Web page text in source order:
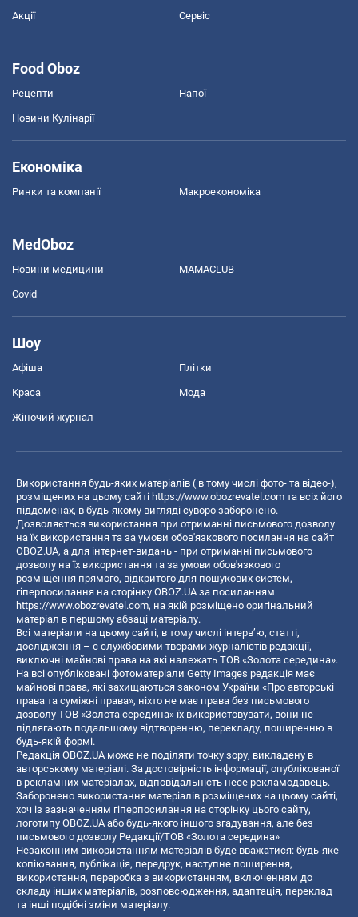
Акції Сервіс
Food Oboz
Рецепти Напої
Новини Кулінарії
Економіка
Ринки та компанії Макроекономіка
MedOboz
Новини медицини MAMACLUB
Covid
Шоу
Афіша Плітки
Краса Мода
Жіночий журнал
Використання будь-яких матеріалів ( в тому числі фото- та відео-),
розміщених на цьому сайті https://www.obozrevatel.com та всіх його
піддоменах, в будь-якому вигляді суворо заборонено.
Дозволяється використання при отриманні письмового дозволу
на їх використання та за умови обов'язкового посилання на сайт
OBOZ.UA, а для інтернет-видань - при отриманні письмового
дозволу на їх використання та за умови обов'язкового
розміщення прямого, відкритого для пошукових систем,
гіперпосилання на сторінку OBOZ.UA за посиланням
https://www.obozrevatel.com, на якій розміщено оригінальний
матеріал в першому абзаці матеріалу.
Всі матеріали на цьому сайті, в тому числі інтерв’ю, статті,
дослідження – є службовими творами журналістів редакції,
виключні майнові права на які належать ТОВ «Золота середина».
На всі опубліковані фотоматеріали Getty Images редакція має
майнові права, які захищаються законом України «Про авторські
права та суміжні права», ніхто не має права без письмового
дозволу ТОВ «Золота середина» їх використовувати, вони не
підлягають подальшому відтворенню, перекладу, поширенню в
будь-якій формі.
Редакція OBOZ.UA може не поділяти точку зору, викладену в
авторському матеріалі. За достовірність інформації, опублікованої
в рекламних матеріалах, відповідальність несе рекламодавець.
Заборонено використання матеріалів розміщених на цьому сайті,
хоч із зазначенням гіперпосилання на сторінку цього сайту,
логотипу OBOZ.UA або будь-якого іншого згадування, але без
письмового дозволу Редакції/ТОВ «Золота середина»
Незаконним використанням матеріалів буде вважатися: будь-яке
копiювання, публiкацiя, передрук, наступне поширення,
використання, переробка з використанням, включенням до
складу інших матеріалів, розповсюдження, адаптація, переклад
та інші подібні зміни матеріалу.